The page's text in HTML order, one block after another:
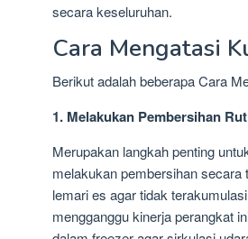
secara keseluruhan.
Cara Mengatasi
Berikut adalah beberapa Cara
1. Melakukan Pembersihan
Merupakan langkah penting
melakukan pembersihan
lemari es agar tidak
mengganggu kinerja perangkat